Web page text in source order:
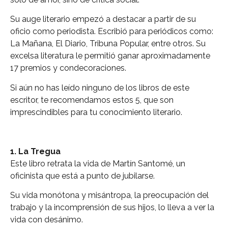
Su auge literario empezó a destacar a partir de su
oficio como periodista. Escribió para periódicos como:
La Mañana, El Diario, Tribuna Popular, entre otros. Su
excelsa literatura le permitió ganar aproximadamente
17 premios y condecoraciones.
Si aún no has leído ninguno de los libros de este
escritor, te recomendamos estos 5, que son
imprescindibles para tu conocimiento literario.
1. La Tregua
Este libro retrata la vida de Martín Santomé, un
oficinista que está a punto de jubilarse.
Su vida monótona y misántropa, la preocupación del
trabajo y la incomprensión de sus hijos, lo lleva a ver la
vida con desánimo.